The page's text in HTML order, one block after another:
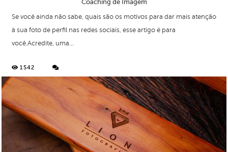
Coaching de Imagem
1542
Se você ainda não sabe, quais são os motivos para dar mais atenção
à sua foto de perfil nas redes sociais, esse artigo é para
você.Acredite, uma...